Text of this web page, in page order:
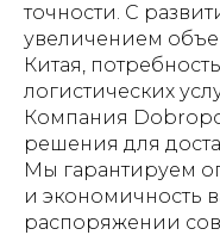
точности. С
увеличением
Китая,
логистических
Компания
решения для
Мы гарантируем
и экономичность
распоряжении